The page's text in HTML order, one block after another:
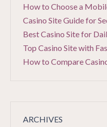
How to Choose a
Casino Site Guide for
Best Casino Site for
Top Casino Site with
How to Compare
ARCHIVES